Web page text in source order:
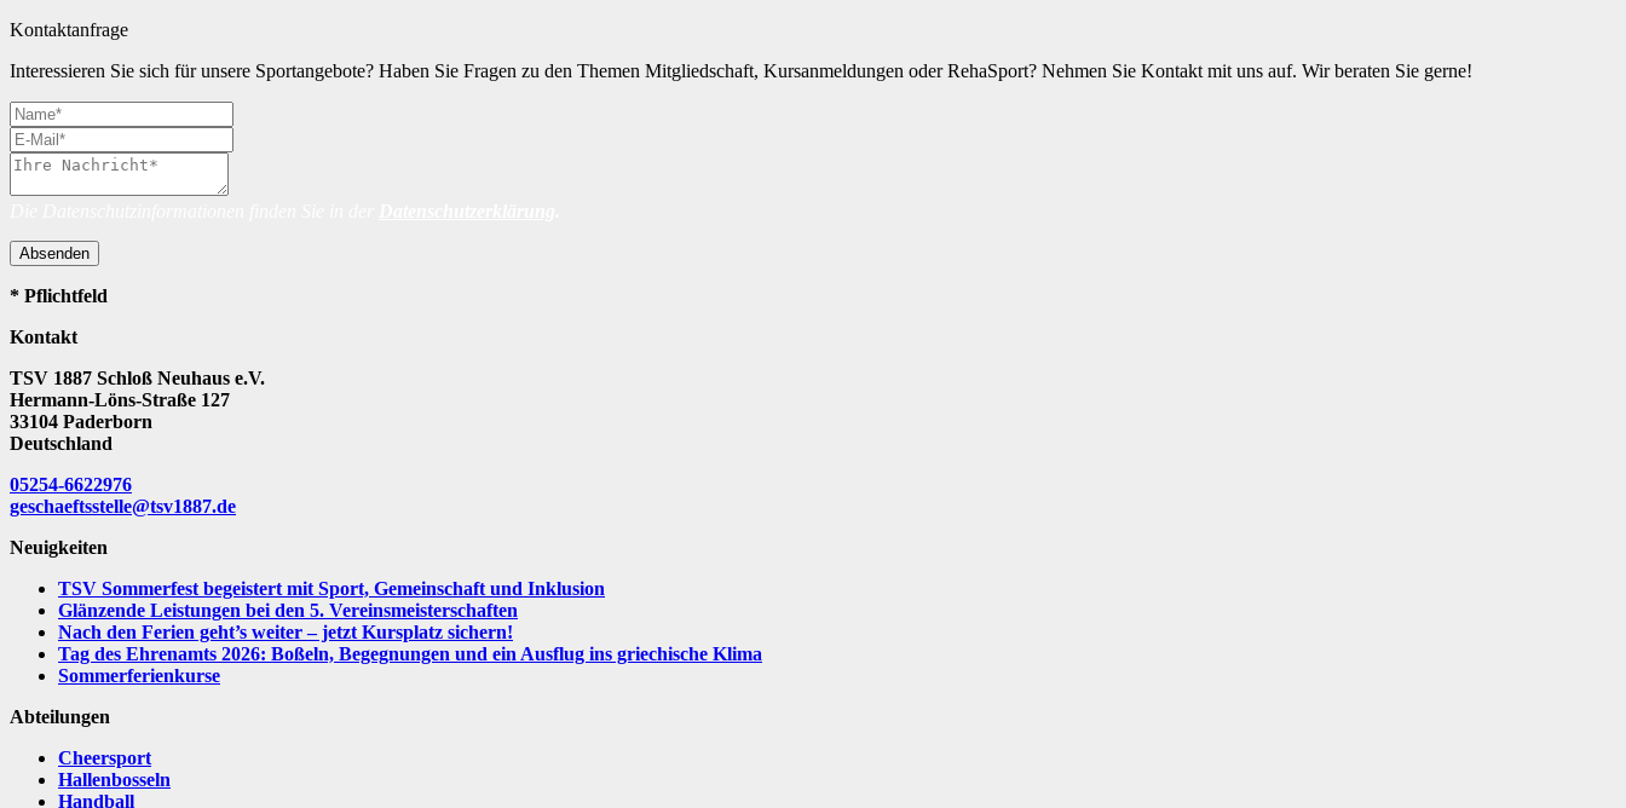
Kontaktanfrage
Interessieren Sie sich für unsere Sportangebote? Haben Sie Fragen zu den Themen Mitgliedschaft, Kursanmeldungen oder RehaSport? Nehmen Sie Kontakt mit uns auf. Wir beraten Sie gerne!
Absenden
* Pflichtfeld
Kontakt
TSV 1887 Schloß Neuhaus e.V.
Hermann-Löns-Straße 127
33104 Paderborn
Deutschland
05254-6622976
geschaeftsstelle@tsv1887.de
Neuigkeiten
TSV Sommerfest begeistert mit Sport, Gemeinschaft und Inklusion
Glänzende Leistungen bei den 5. Vereinsmeisterschaften
Nach den Ferien geht’s weiter – jetzt Kursplatz sichern!
Tag des Ehrenamts 2026: Boßeln, Begegnungen und ein Ausflug ins griechische Klima
Sommerferienkurse
Abteilungen
Cheersport
Hallenbosseln
Handball